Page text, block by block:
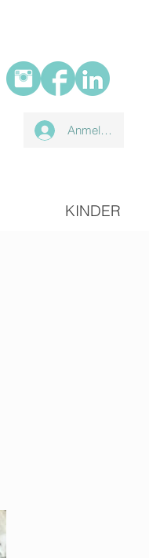
Anmelden
KINDER